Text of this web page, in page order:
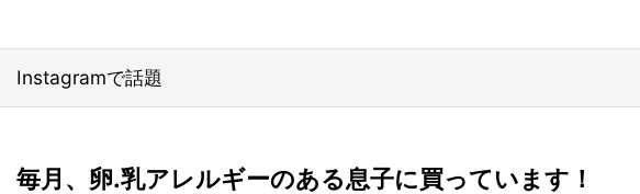
Instagramで話題
毎月、卵.乳アレルギーのある息子に買っています！